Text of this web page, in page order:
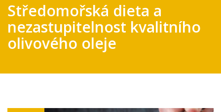
Středomořská dieta a
nezastupitelnost kvalitního
olivového oleje